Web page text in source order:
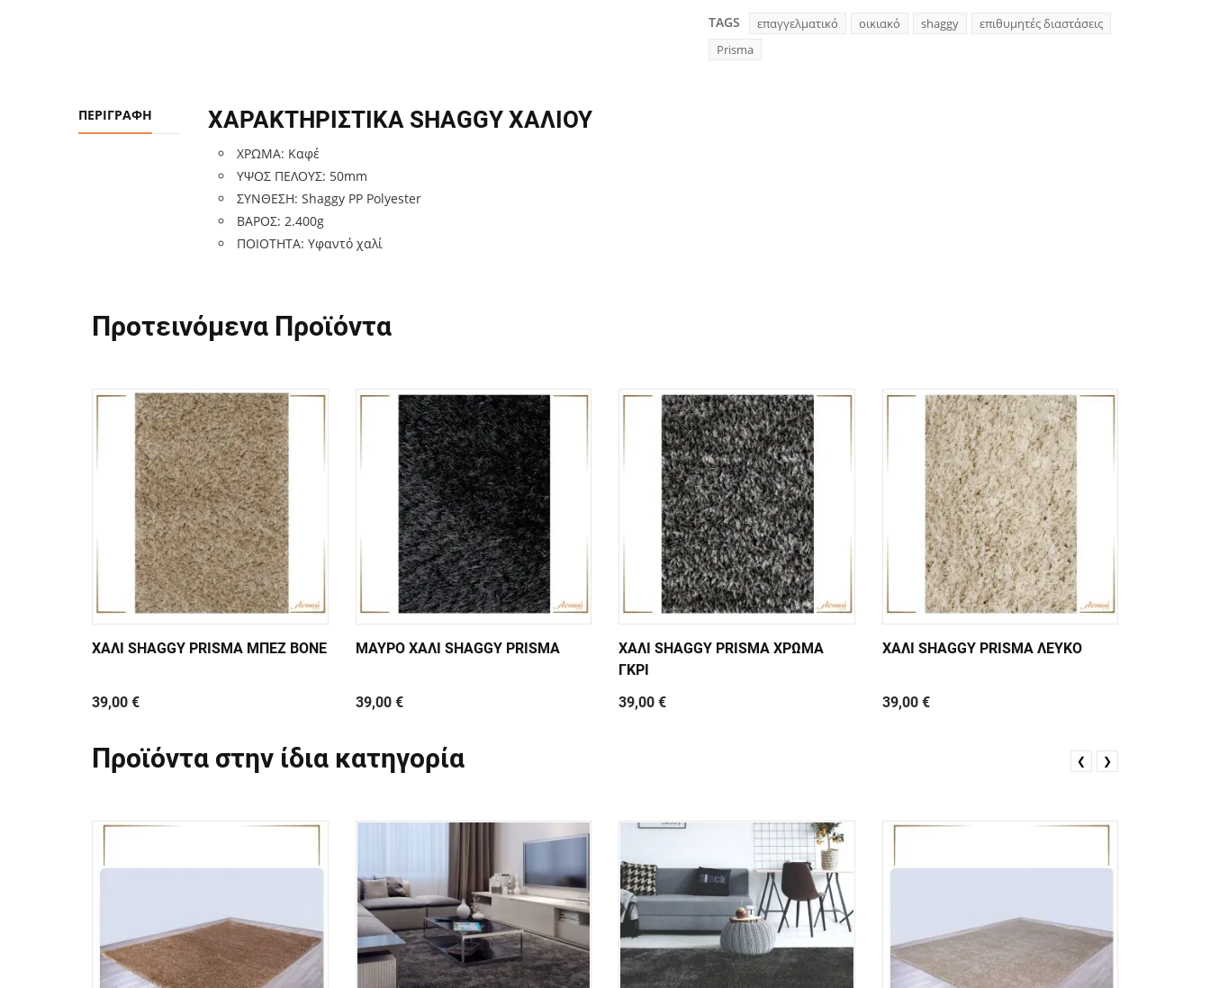
TAGS επαγγελματικό οικιακό shaggy
επιθυμητές διαστάσεις
Prisma
ΠΕΡΙΓΡΑΦΉ ΧΑΡΑΚΤΗΡΙΣΤΙΚΑ SHAGGY ΧΑΛΙΟΥ
ΧΡΩΜΑ: Καφέ
ΥΨΟΣ ΠΕΛΟΥΣ: 50mm
ΣΥΝΘΕΣΗ: Shaggy PP Polyester
ΒΑΡΟΣ: 2.400g
ΠΟΙΟΤΗΤΑ: Υφαντό χαλί
Προτεινόμενα Προϊόντα
ΧΑΛΙ SHAGGY PRISMA ΜΠΕΖ BONE
39,00 €
ΜΑΥΡΟ ΧΑΛΙ SHAGGY PRISMA
39,00 €
ΧΑΛΙ SHAGGY PRISMA ΧΡΩΜΑ
ΓΚΡΙ
39,00 €
ΧΑΛΙ SHAGGY PRISMA ΛΕΥΚΟ
39,00 €
Προϊόντα στην ίδια κατηγορία ❮ ❯